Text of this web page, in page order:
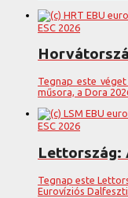
ESC 2026
Tegnap este
műsora, a Dora
ESC 2026
Lettország:
Tegnap este
Eurovíziós